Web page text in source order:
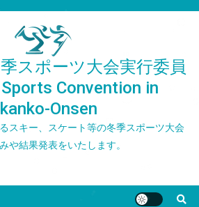
スポーツ大会実行委員
Convention in
Onsen
スキー、スケート等の冬季スポーツ大会
や結果発表をいたします。